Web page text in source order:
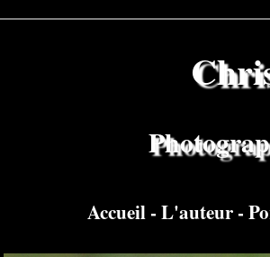
Accueil-L'auteur-